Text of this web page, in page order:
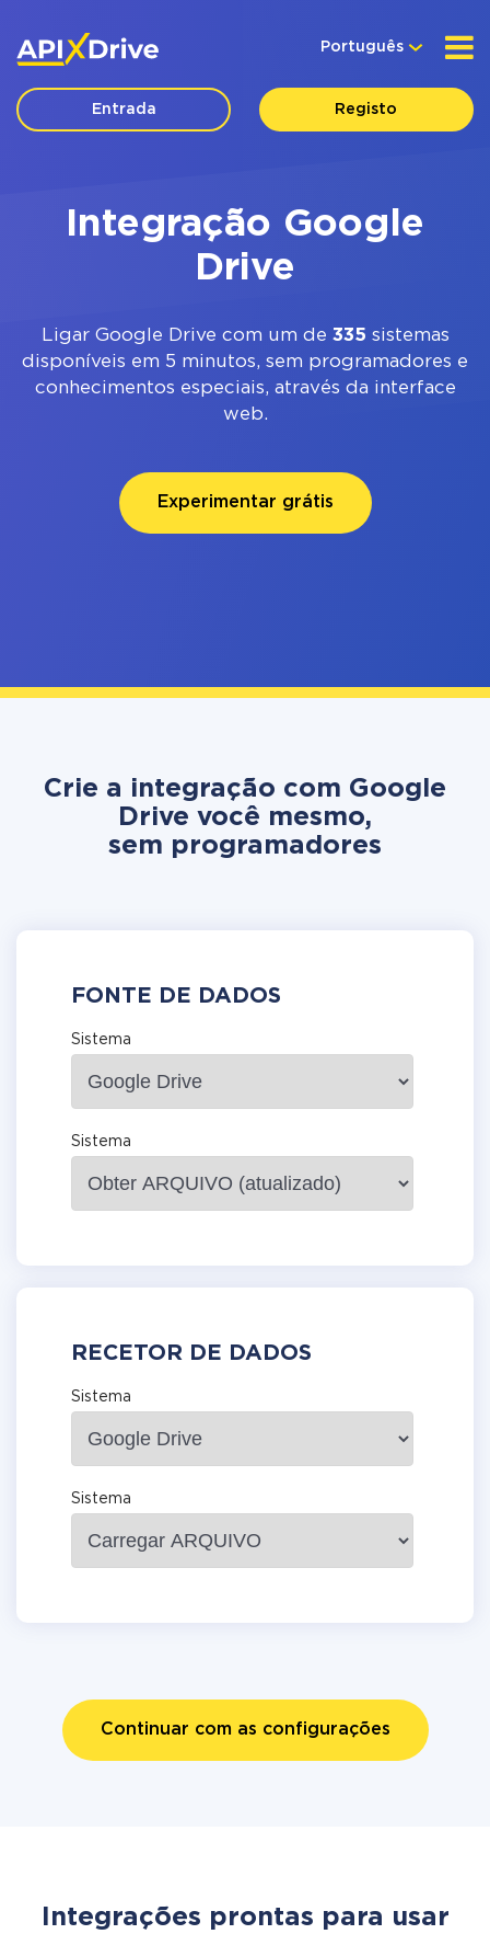
Português
Entrada Registo
Integração Google
Drive
Ligar Google Drive com um de 335 sistemas
disponíveis em 5 minutos, sem programadores e
conhecimentos especiais, através da interface
web.
Experimentar grátis
Crie a integração com Google
Drive você mesmo,
sem programadores
FONTE DE DADOS
Sistema
Sistema
RECETOR DE DADOS
Sistema
Sistema
Continuar com as configurações
Integrações prontas para usar